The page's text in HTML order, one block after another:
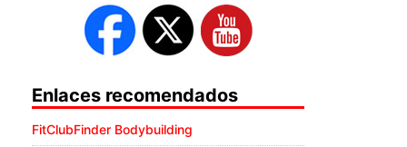
Enlaces recomendados
FitClubFinder Bodybuilding